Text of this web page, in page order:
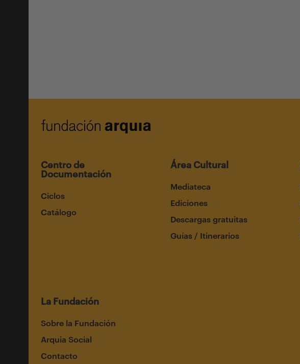
Centro de
Documentación
Ciclos
Catálogo
Área Cultural
Mediateca
Ediciones
Descargas gratuitas
Guías / Itinerarios
La Fundación
Sobre la Fundación
Arquia Social
Contacto